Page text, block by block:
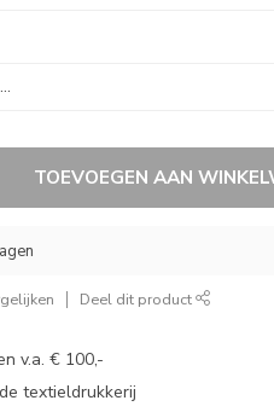
TOEVOEGEN AAN
Deel dit product
v.a. € 100,-
textieldrukkerij